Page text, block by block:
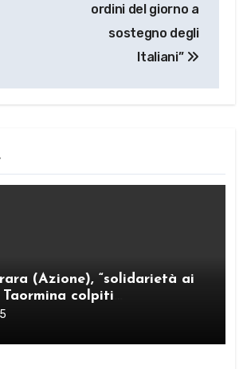
ordini del giorno a
sostegno degli
Italiani”
(Azione), “solidarietà ai
colpiti
sui rifiuti; sostegno al